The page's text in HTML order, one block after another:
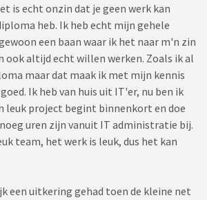
is echt onzin dat je geen werk kan
heb. Ik heb echt mijn gehele
een baan waar ik het naar m'n zin
ook altijd echt willen werken. Zoals ik al
maar dat maak ik met mijn kennis
Ik heb van huis uit IT'er, nu ben ik
leuk project begint binnenkort en doe
uren zijn vanuit IT administratie bij.
team, het werk is leuk, dus het kan
een uitkering gehad toen de kleine net